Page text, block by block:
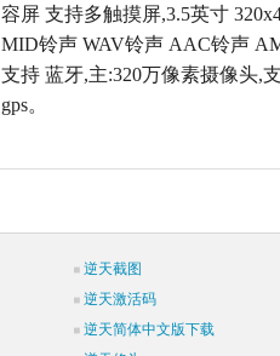
容屏 支持多触摸屏,3.5英寸
MID铃声 WAV铃声 AAC铃声
支持 蓝牙,主:320万像素摄像头,
gps。
逆天截图
逆天激活码
逆天简体中文版下载